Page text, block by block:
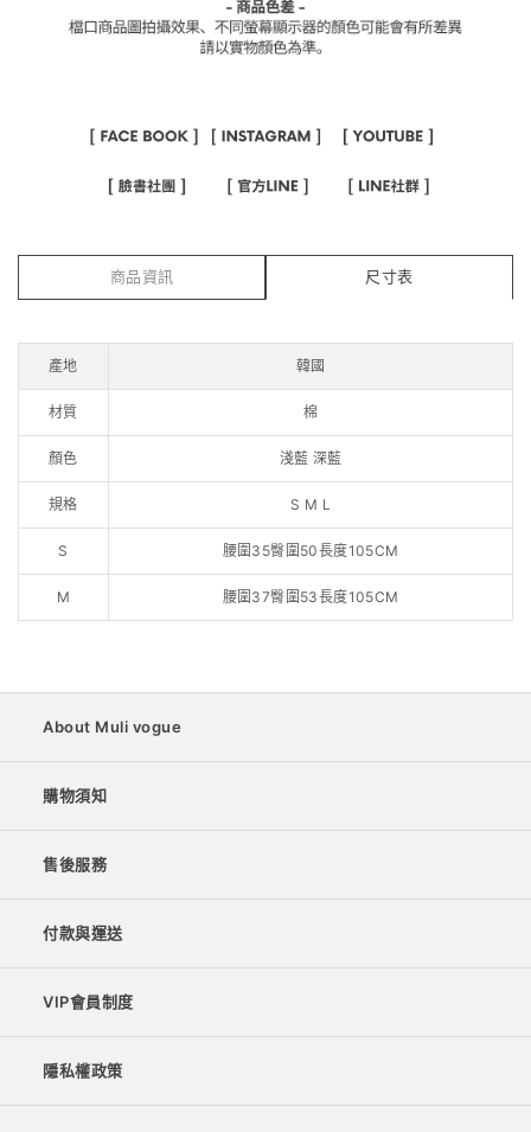
商品資訊 尺寸表
產地 韓國
材質 棉
顏色 淺藍 深藍
規格 S M L
S 腰圍35臀圍50長度105CM
M 腰圍37臀圍53長度105CM
About Muli vogue
購物須知
售後服務
付款與運送
VIP會員制度
隱私權政策